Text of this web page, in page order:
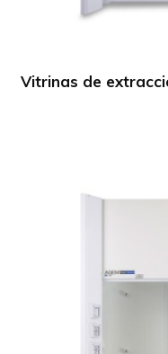
Vitrinas de